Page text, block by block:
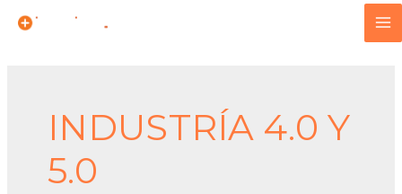
INDUSTRÍA 4.0 Y
5.0